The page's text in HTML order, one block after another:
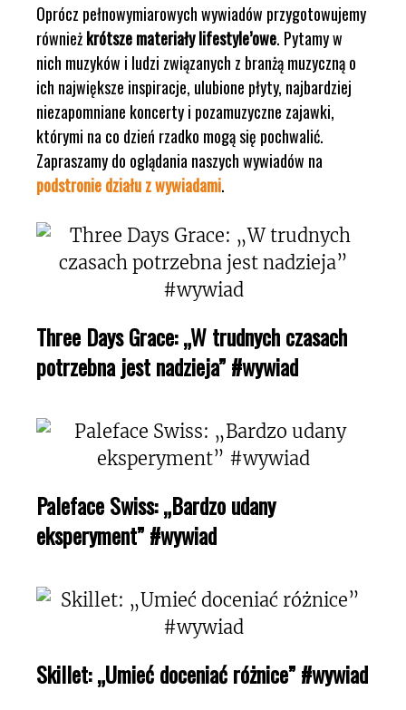
Oprócz pełnowymiarowych wywiadów przygotowujemy
równieżkrótsze materiały lifestyle’owe. Pytamy w
nich muzyków i ludzi związanych z branżą muzyczną o
ich największe inspiracje, ulubione płyty, najbardziej
niezapomniane koncerty i pozamuzyczne zajawki,
którymi na co dzień rzadko mogą się pochwalić.
Zapraszamy do oglądania naszych wywiadów na
podstronie działu z wywiadami.
Three Days Grace: „W trudnych czasach
potrzebna jest nadzieja” #wywiad
Paleface Swiss: „Bardzo udany
eksperyment” #wywiad
Skillet: „Umieć doceniać różnice” #wywiad